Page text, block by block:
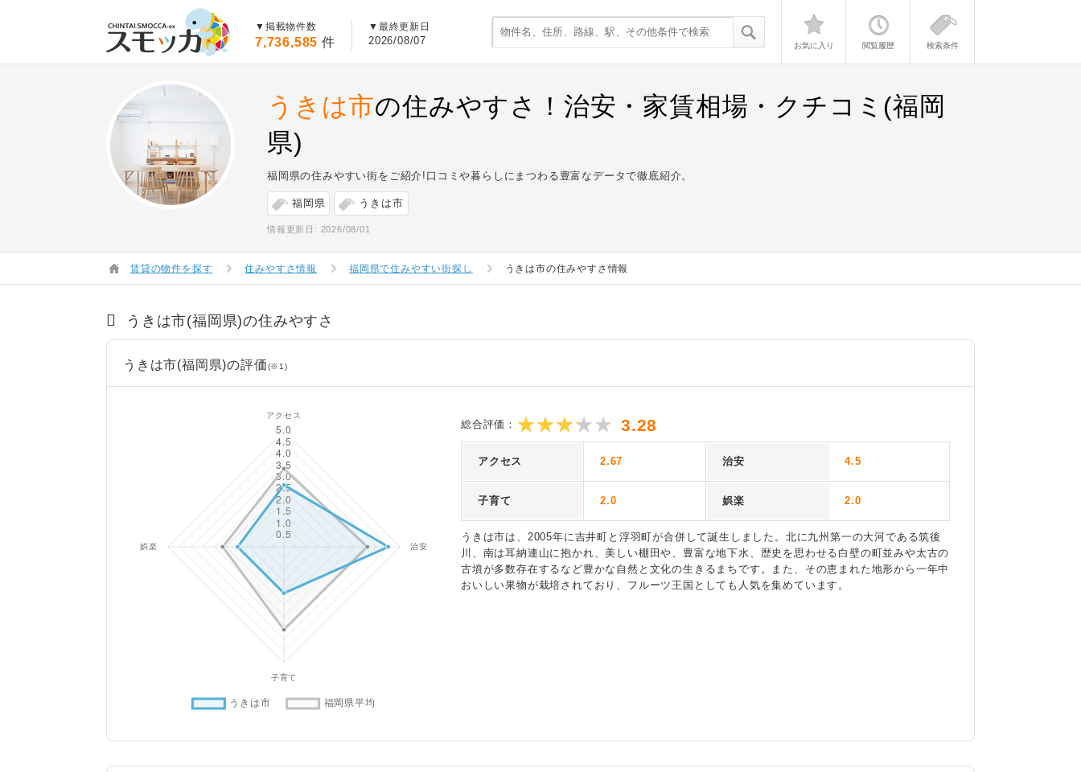
▼掲載物件数
7,736,585 件
▼最終更新日
2026/08/07 お気に入り 閲覧履歴 検索条件
うきは市の住みやすさ！治安・家賃相場・クチコミ(福岡
県)
福岡県の住みやすい街をご紹介!口コミや暮らしにまつわる豊富なデータで徹底紹介。
福岡県 うきは市
情報更新日: 2026/08/01
賃貸の物件を探す 住みやすさ情報 福岡県で住みやすい街探し うきは市の住みやすさ情報
うきは市(福岡県)の住みやすさ
うきは市(福岡県)の評価(※1)
総合評価： 3.28
アクセス 2.67 治安 4.5
子育て 2.0 娯楽 2.0
うきは市は、2005年に吉井町と浮羽町が合併して誕生しました。北に九州第一の大河である筑後
川、南は耳納連山に抱かれ、美しい棚田や、豊富な地下水、歴史を思わせる白壁の町並みや太古の
古墳が多数存在するなど豊かな自然と文化の生きるまちです。また、その恵まれた地形から一年中
おいしい果物が栽培されており、フルーツ王国としても人気を集めています。